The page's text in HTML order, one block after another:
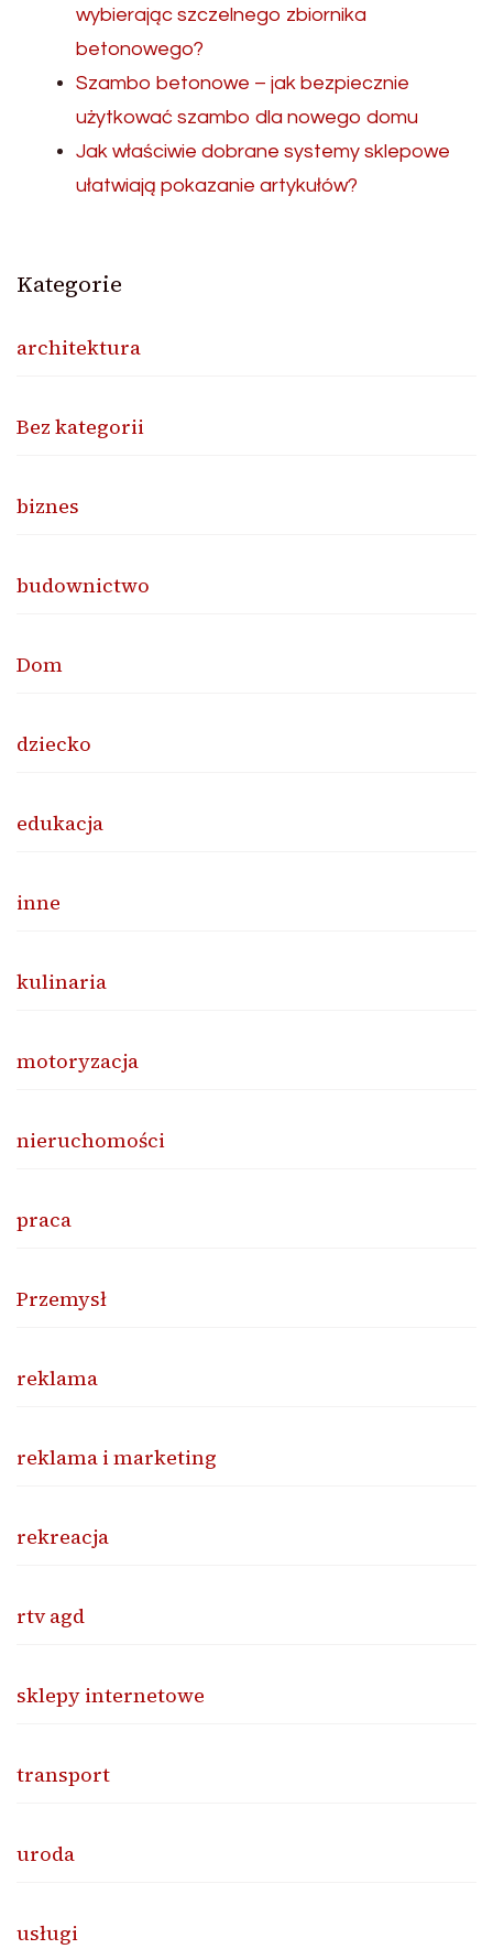
wybierając szczelnego zbiornika
betonowego?
Szambo betonowe – jak bezpiecznie
użytkować szambo dla nowego domu
Jak właściwie dobrane systemy sklepowe
ułatwiają pokazanie artykułów?
Kategorie
architektura
Bez kategorii
biznes
budownictwo
Dom
dziecko
edukacja
inne
kulinaria
motoryzacja
nieruchomości
praca
Przemysł
reklama
reklama i marketing
rekreacja
rtv agd
sklepy internetowe
transport
uroda
usługi